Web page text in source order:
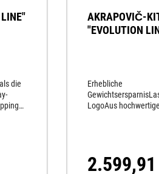
die
AKRAPOVIČ-
"EVOLUTION
Erhebliche
LogoAus
kg.+5 PS mehr